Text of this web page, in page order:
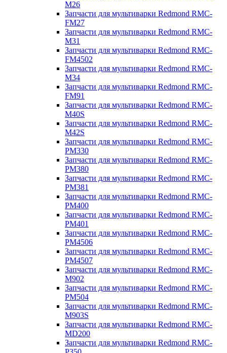
M26
Запчасти для мультиварки Redmond RMC-
FM27
Запчасти для мультиварки Redmond RMC-
M31
Запчасти для мультиварки Redmond RMC-
FM4502
Запчасти для мультиварки Redmond RMC-
M34
Запчасти для мультиварки Redmond RMC-
FM91
Запчасти для мультиварки Redmond RMC-
M40S
Запчасти для мультиварки Redmond RMC-
M42S
Запчасти для мультиварки Redmond RMC-
PM330
Запчасти для мультиварки Redmond RMC-
PM380
Запчасти для мультиварки Redmond RMC-
PM381
Запчасти для мультиварки Redmond RMC-
PM400
Запчасти для мультиварки Redmond RMC-
PM401
Запчасти для мультиварки Redmond RMC-
PM4506
Запчасти для мультиварки Redmond RMC-
PM4507
Запчасти для мультиварки Redmond RMC-
M902
Запчасти для мультиварки Redmond RMC-
PM504
Запчасти для мультиварки Redmond RMC-
M903S
Запчасти для мультиварки Redmond RMC-
MD200
Запчасти для мультиварки Redmond RMC-